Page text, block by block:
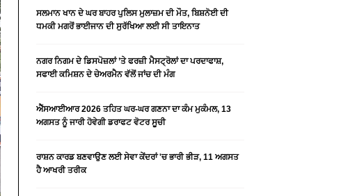
ਸਲਮਾਨ ਖਾਨ ਦੇ ਘਰ ਬਾਹਰ ਪੁਲਿਸ ਮੁਲਾਜ਼ਮ ਦੀ ਮੌਤ, ਬਿਸ਼ਨੋਈ ਦੀ
ਧਮਕੀ ਮਗਰੋਂ ਭਾਈਜਾਨ ਦੀ ਸੁਰੱਖਿਆ ਲਈ ਸੀ ਤਾਇਨਾਤ
ਨਗਰ ਨਿਗਮ ਦੇ ਡਿਸਪੋਜ਼ਲਾਂ ’ਤੇ ਫਰਜ਼ੀ ਮੈਸਟ੍ਰੋਲਾਂ ਦਾ ਪਰਦਾਫਾਸ਼,
ਸਫਾਈ ਕਮਿਸ਼ਨ ਦੇ ਚੇਅਰਮੈਨ ਵੱਲੋਂ ਜਾਂਚ ਦੀ ਮੰਗ
ਐੱਸਆਈਆਰ 2026 ਤਹਿਤ ਘਰ-ਘਰ ਗਣਨਾ ਦਾ ਕੰਮ ਮੁਕੰਮਲ, 13
ਅਗਸਤ ਨੂੰ ਜਾਰੀ ਹੋਵੇਗੀ ਡਰਾਫਟ ਵੋਟਰ ਸੂਚੀ
ਰਾਸ਼ਨ ਕਾਰਡ ਬਣਵਾਉਣ ਲਈ ਸੇਵਾ ਕੇਂਦਰਾਂ 'ਚ ਭਾਰੀ ਭੀੜ, 11 ਅਗਸਤ
ਹੈ ਆਖਰੀ ਤਰੀਕ